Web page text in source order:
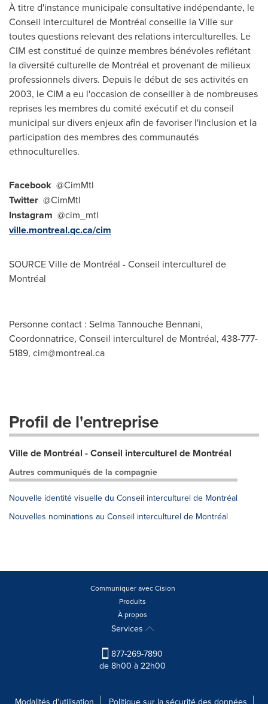
À titre d'instance municipale consultative indépendante, le
Conseil interculturel de Montréal conseille la Ville sur
toutes questions relevant des relations interculturelles. Le
CIM est constitué de quinze membres bénévoles reflétant
la diversité culturelle de Montréal et provenant de milieux
professionnels divers. Depuis le début de ses activités en
2003, le CIM a eu l'occasion de conseiller à de nombreuses
reprises les membres du comité exécutif et du conseil
municipal sur divers enjeux afin de favoriser l'inclusion et la
participation des membres des communautés
ethnoculturelles.
Facebook @CimMtl
Twitter @CimMtl
Instagram @cim_mtl
ville.montreal.qc.ca/cim
SOURCE Ville de Montréal - Conseil interculturel de
Montréal
Personne contact : Selma Tannouche Bennani,
Coordonnatrice, Conseil interculturel de Montréal, 438-777-
5189, cim@montreal.ca
Profil de l'entreprise
Ville de Montréal - Conseil interculturel de Montréal
Autres communiqués de la compagnie
Nouvelle identité visuelle du Conseil interculturel de Montréal
Nouvelles nominations au Conseil interculturel de Montréal
Communiquer avec Cision
Produits
À propos
Services
877-269-7890
de 8h00 à 22h00